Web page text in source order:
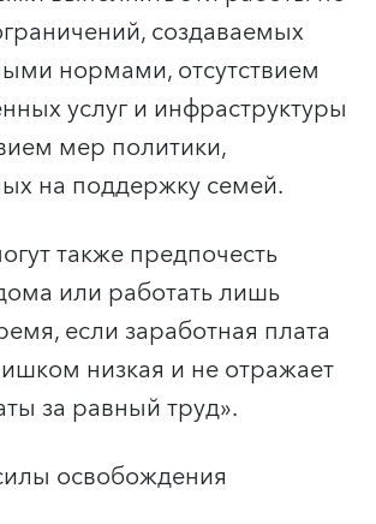
создаваемых
нормами, отсутствием
услуг и инфраструктуры
мер политики,
на поддержку семей.
также предпочесть
или работать лишь
если заработная плата
низкая и не отражает
за равный труд».
освобождения